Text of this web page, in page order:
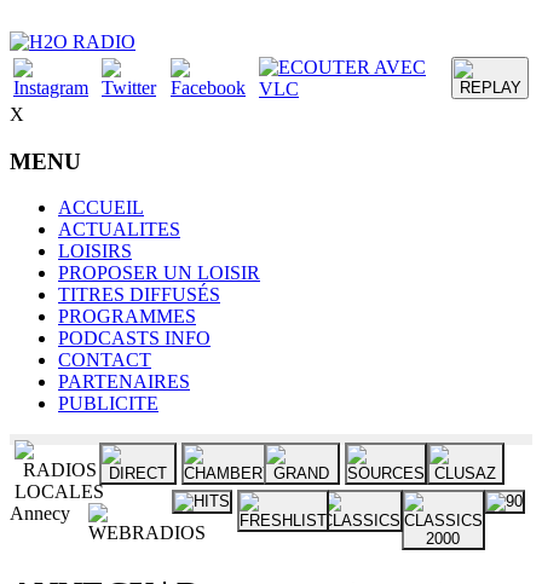
X
MENU
ACCUEIL
ACTUALITES
LOISIRS
PROPOSER UN LOISIR
TITRES DIFFUSÉS
PROGRAMMES
PODCASTS INFO
CONTACT
PARTENAIRES
PUBLICITE
Annecy